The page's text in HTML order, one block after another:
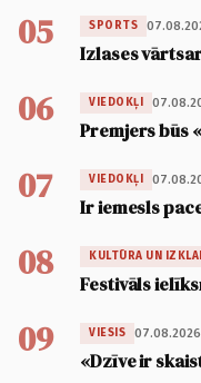
05 SPORTS
Izlases
06 VIEDOKĻI
Premjers būs
07 VIEDOKĻI
Ir iemesls
08 KULTŪRA UN
Festivāls
09 VIESIS
«Dzīve ir